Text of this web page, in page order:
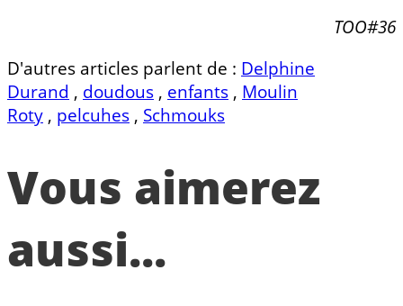
TOO#36
D'autres articles parlent de : Delphine
Durand , doudous , enfants , Moulin
Roty , pelcuhes , Schmouks
Vous aimerez
aussi...